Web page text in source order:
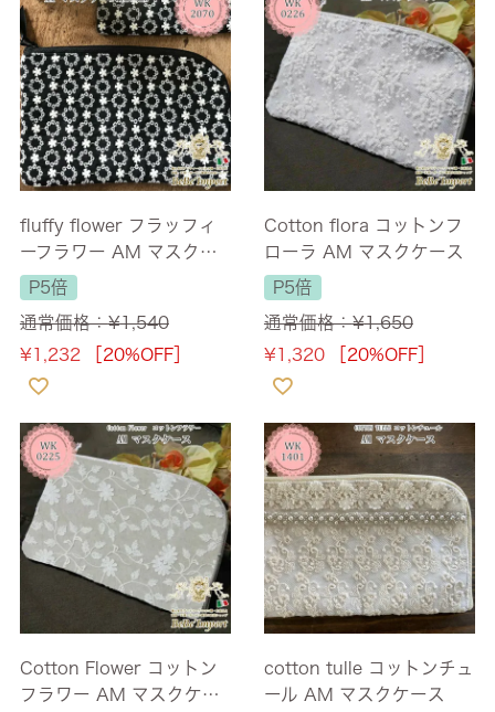
fluffy flower フラッフィ
ーフラワー AM マスクケ
ース
P5倍
通常価格：¥1,540
¥1,232 ［20%OFF］
Cotton flora コットンフ
ローラ AM マスクケース
P5倍
通常価格：¥1,650
¥1,320 ［20%OFF］
Cotton Flower コットン
フラワー AM マスクケー
cotton tulle コットンチュ
ール AM マスクケース